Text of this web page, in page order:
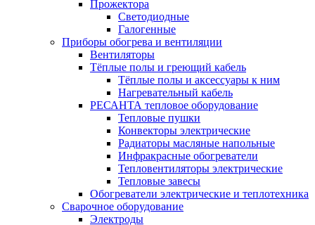
Прожектора
Светодиодные
Галогенные
Приборы обогрева и вентиляции
Вентиляторы
Тёплые полы и греющий кабель
Тёплые полы и аксессуары к ним
Нагревательный кабель
РЕСАНТА тепловое оборудование
Тепловые пушки
Конвекторы электрические
Радиаторы масляные напольные
Инфракрасные обогреватели
Тепловентиляторы электрические
Тепловые завесы
Обогреватели электрические и теплотехника
Сварочное оборудование
Электроды